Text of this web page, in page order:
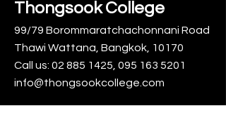
Thongsook College
99/79 Borommaratchachonnani Road
Thawi Wattana, Bangkok, 10170
Call us: 02 885 1425 095 163 5201
info@thongsookcollege.com